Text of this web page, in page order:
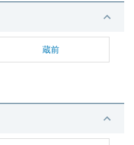
蔵前